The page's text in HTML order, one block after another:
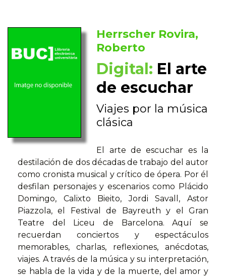
Herrscher Rovira,
Roberto
Digital: El arte
de escuchar
Viajes por la música
clásica
El arte de escuchar es la
destilación de dos décadas de trabajo del autor
como cronista musical y crítico de ópera. Por él
desfilan personajes y escenarios como Plácido
Domingo, Calixto Bieito, Jordi Savall, Astor
Piazzola, el Festival de Bayreuth y el Gran
Teatre del Liceu de Barcelona. Aquí se
recuerdan conciertos y espectáculos
memorables, charlas, reflexiones, anécdotas,
viajes. A través de la música y su interpretación,
se habla de la vida y de la muerte, del amor y